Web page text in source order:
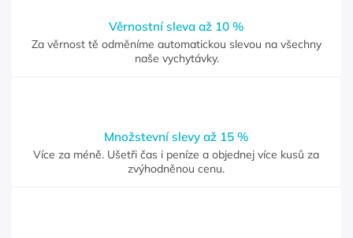
Věrnostní sleva až 10 %
Za věrnost tě odměníme automatickou slevou na všechny
naše vychytávky.
Množstevní slevy až 15 %
Více za méně. Ušetři čas i peníze a objednej více kusů za
zvýhodněnou cenu.